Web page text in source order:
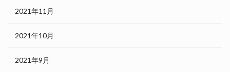
2021年11月
2021年10月
2021年9月